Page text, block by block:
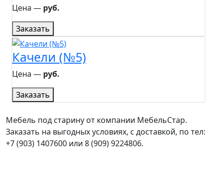
Цена ― руб.
Заказать
Качели (№5)
Цена ― руб.
Заказать
Мебель под старину от компании МебельСтар.
Заказать на выгодных условиях, с доставкой, по тел:
+7 (903) 1407600 или 8 (909) 9224806.